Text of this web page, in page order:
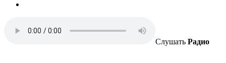
Слушать Радио